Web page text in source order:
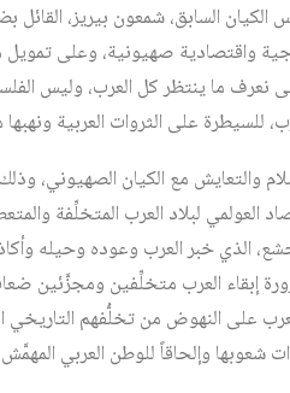
السابق، شمعون بيريز،
واقتصادية صهيونية، وعلى
ما ينتظر كل العرب، وليس
للسيطرة على الثروات العربية
والتعايش مع الكيان الصهيوني،
العولمي لبلاد العرب المتخلِّفة
الذي خبر العرب وعوده وحيله
إبقاء العرب متخلِّفين
على النهوض من تخلُّفهم التاريخي
وإلحاقاً للوطن العربي المهمَّش